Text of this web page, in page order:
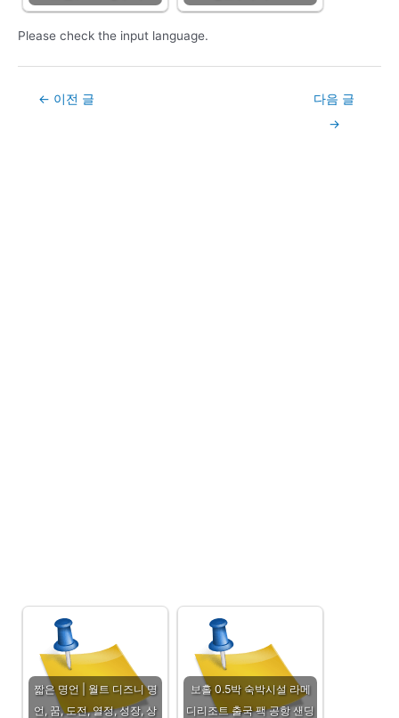
Please check the input language.
Post← 이전 글
다음 글
→
짧은 명언 | 월트 디즈니 명
언, 꿈, 도전, 열정, 성장, 상
보홀 0.5박 숙박시설 라메
디리조트 출국 팩 공항 샌딩